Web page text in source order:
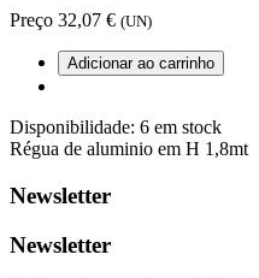
Preço 32,07 € (UN)
Adicionar ao carrinho
Disponibilidade: 6 em stock
Régua de aluminio em H 1,8mt
Newsletter
Newsletter